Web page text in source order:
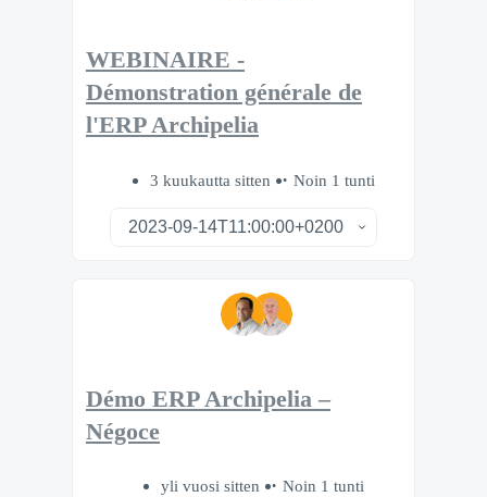
WEBINAIRE -
Démonstration générale de
l'ERP Archipelia
3 kuukautta sitten Noin 1 tunti
Démo ERP Archipelia –
Négoce
yli vuosi sitten Noin 1 tunti